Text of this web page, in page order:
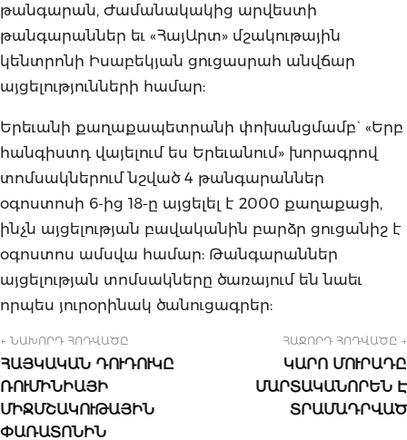
թանգարան, Ժամանակակից արվեստի
թանգարաններ եւ «ՀայԱրտ» մշակութային
կենտրոնի Իսաբեկյան ցուցասրահ անվճար
այցելությունների համար:
Երեւանի քաղաքապետրանի փոխանցմամբ` «Երբ
հանգիստդ վայելում ես Երեւանում» խորագրով
տոմսակներում նշված 4 թանգարաններ
օգոստոսի 6-ից 18-ը այցելել է 2000 քաղաքացի,
ինչն այցելության բավականին բարձր ցուցանիշ է
օգոստոս ամսվա համար: Թանգարաններ
այցելության տոմսակները ծառայում են նաեւ
որպես յուրօրինակ ծանուցագրեր:
← ՆԱԽՈՐԴ ՀՈԴՎԱԾԸ
ՀԱՅԿԱԿԱՆ ԴՈՒԴՈՒԿԸ
ՌՈՒՄԻՆԻԱՅԻ
ՄԻՋՄՇԱԿՈՒԹԱՅԻՆ
ՓԱՌԱՏՈՆԻՆ
ՀԱՋՈՐԴ ՀՈԴՎԱԾԸ →
ԿԱՐՈ ՄՈՒՐԱԴԸ
ՄԱՐՏԱԿԱՆՈՐԵՆ Է
ՏՐԱՄԱԴՐՎԱԾ